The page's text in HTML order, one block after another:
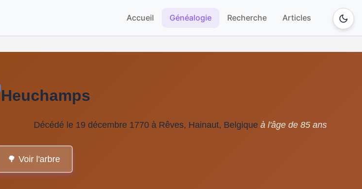
Accueil Généalogie Recherche Articles
Heuchamps
Décédé le 19 décembre 1770 à Rêves, Hainaut, Belgique à l'âge de 85 ans
🌳 Voir l'arbre